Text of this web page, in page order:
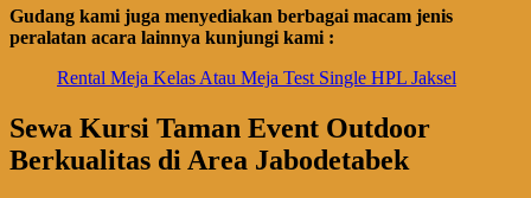
Gudang kami juga menyediakan berbagai macam jenis
peralatan acara lainnya kunjungi kami :
Rental Meja Kelas Atau Meja Test Single HPL Jaksel
Sewa Kursi Taman Event Outdoor
Berkualitas di Area Jabodetabek